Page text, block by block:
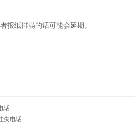
报纸排满的话可能会延期。
话
失电话